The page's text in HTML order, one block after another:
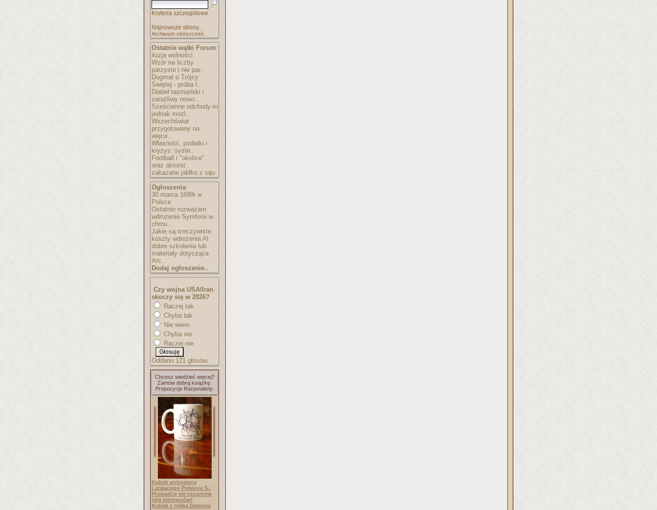
Kryteria szczegółowe
Najnowsze strony..
Archiwum streszczeń..
Ostatnie wątki Forum:
iluzja wolności
Wzór na liczby
parzyste i nie par..
Dogmat o Trójcy
Świętej - próba l..
Diabeł tasmański i
zaraźliwy nowo..
Sześcienne odchody-to
jednak możl..
Wszechświat
przygotowany na
więce..
Własność, podatki i
kryzys: syste..
Football i "okolice"
oraz aktorst..
zakazane jabłko z raju
Ogłoszenia:
30 marca 1689r w
Polsce
Ostatnio rozważam
wdrożenie Symfonii w
chmu..
Jakie są rzeczywiste
koszty wdrożenia AI
dobre szkolenia lub
materiały dotyczące
Arc..
Dodaj ogłoszenie..
Czy wojna USA/Iran
skoczy się w 2026?
Raczej tak
Chyba tak
Nie wiem
Chyba nie
Raczej nie
Oddano 121 głosów.
Chcesz wiedzieć więcej?
Zamów dobrą książkę.
Propozycje Racjonalisty:
Kubek wyznawcy
Latającego Potwora S.:
Prowadzę się rozumnie
(dla kierowców)
Kubek z rybką Darwina